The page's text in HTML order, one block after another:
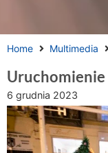
Home Multimedia
6 grudnia 2023